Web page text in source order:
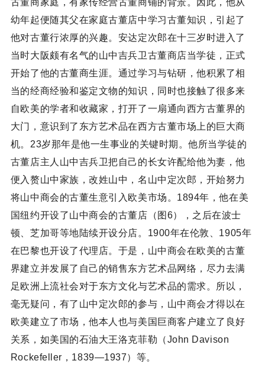
古董商家庭，有家传经营古董商铺的背景。因此，他从
幼年起便随其父在家庭古董店中学习古董知识，引起了
他对古董行浓厚的兴趣。安达定次郎在十三岁时进入了
当时大阪颇有名气的山中吉兵卫古董商店当学徒，正式
开始了他的古董商生涯。通过学习与钻研，他积累了相
当的经商经验和鉴定文物的知识，同时也接触了很多来
自欧美的学者和收藏家，打开了一扇通向西方古董界的
大门，意识到了东方艺术品在西方古董市场上的巨大商
机。23岁那年是他一生事业的关键时期。他所当学徒的
古董店主人山中吉兵卫把自己的长女许配给他为妻，他
便入赘山中家族，改姓山中，名山中定次郎，开始努力
将山中商会的古董生意引入欧美市场。1894年，他在美
国纽约开设了山中商会的古董店（图6），之后在波士
顿、芝加哥等地陆续开设分店。1900年在伦敦、1905年
在巴黎也开设了代理店。于是，山中商会在欧美的古董
界建立并发展了自己的销售东方艺术品网络，尽力去满
足欧洲上流社会对于东方文化与艺术品的需求。所以，
毫无疑问，有了山中定次郎的参与，山中商会才得以在
欧美建立了市场，他本人也与美国巨商客户建立了良好
关系，如美国的石油大王洛克菲勒（John Davison
Rockefeller，1839—1937）等。